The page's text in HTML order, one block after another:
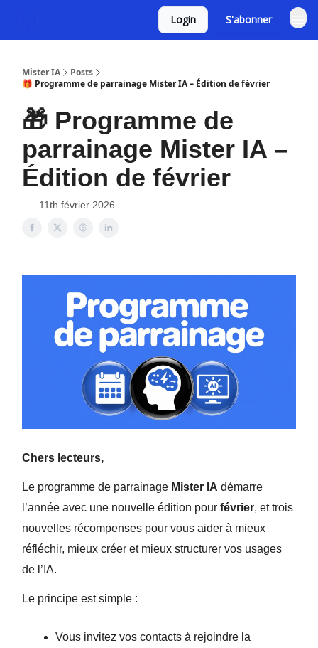
Login S'abonner
Mister IA
Posts
🎁 Programme de parrainage Mister IA – Édition de février
🎁 Programme de
parrainage Mister IA –
Édition de février
11th février 2026
Chers lecteurs,
Le programme de parrainage Mister IA démarre
l’année avec une nouvelle édition pour février, et trois
nouvelles récompenses pour vous aider à mieux
réfléchir, mieux créer et mieux structurer vos usages
de l’IA.
Le principe est simple :
Vous invitez vos contacts à rejoindre la